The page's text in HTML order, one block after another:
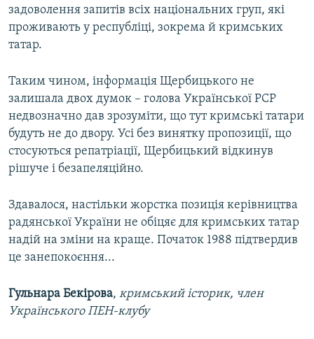
задоволення запитів всіх національних груп, які
проживають у республіці, зокрема й кримських
татар.
Таким чином, інформація Щербицького не
залишала двох думок – голова Української РСР
недвозначно дав зрозуміти, що тут кримські татари
будуть не до двору. Усі без винятку пропозиції, що
стосуються репатріації, Щербицький відкинув
рішуче і безапеляційно.
Здавалося, настільки жорстка позиція керівництва
радянської України не обіцяє для кримських татар
надій на зміни на краще. Початок 1988 підтвердив
це занепокоєння...
Гульнара Бекірова, кримський історик, член
Українського ПЕН-клубу